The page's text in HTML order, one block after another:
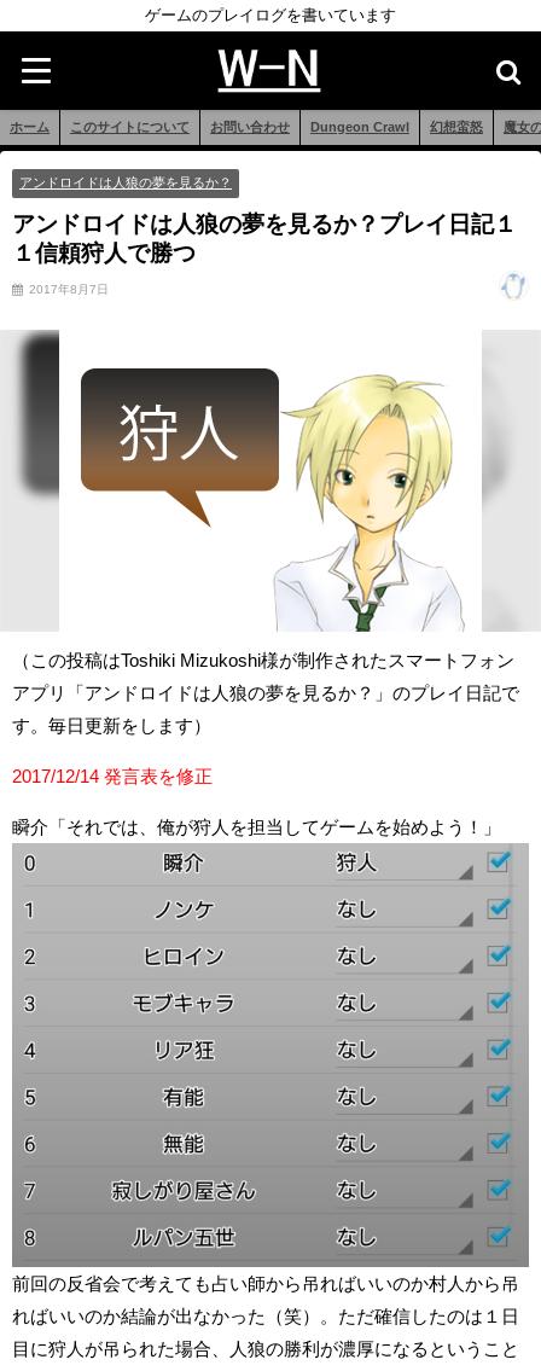
ゲームのプレイログを書いています
ホーム このサイトについて お問い合わせ Dungeon Crawl 幻想蛮怒 魔女
アンドロイドは人狼の夢を見るか？
アンドロイドは人狼の夢を見るか？プレイ日記１
１信頼狩人で勝つ
2017年8月7日
（この投稿はToshiki Mizukoshi様が制作されたスマートフォン
アプリ「アンドロイドは人狼の夢を見るか？」のプレイ日記で
す。毎日更新をします）
2017/12/14 発言表を修正
瞬介「それでは、俺が狩人を担当してゲームを始めよう！」
前回の反省会で考えても占い師から吊ればいいのか村人から吊
ればいいのか結論が出なかった（笑）。ただ確信したのは１日
目に狩人が吊られた場合、人狼の勝利が濃厚になるということ